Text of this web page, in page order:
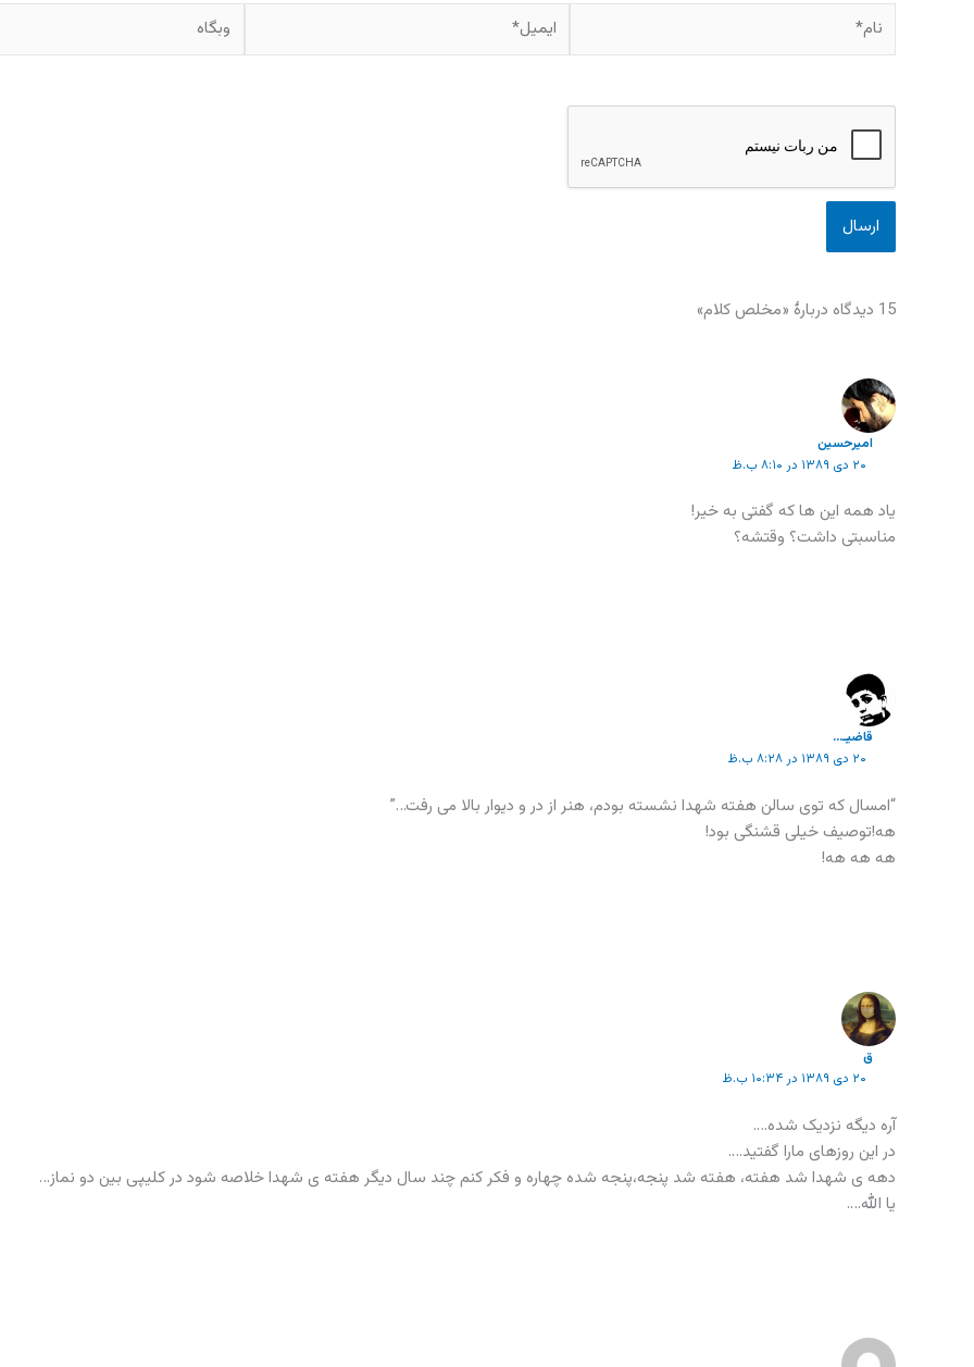
وبگاه
15 دیدگاه دربارهٔ «مخلص کلام»
امیرحسین
۲۰ دی ۱۳۸۹ در ۸:۱۰ ب.ظ
یاد همه این ها که گفتی به خیر!
مناسبتی داشت؟ وقتشه؟
قاضیـ...
۲۰ دی ۱۳۸۹ در ۸:۲۸ ب.ظ
“امسال که توی سالن هفته شهدا نشسته بودم، هنر از در و دیوار بالا می رفت…”
هه!توصیف خیلی قشنگی بود!
هه هه هه!
ق
۲۰ دی ۱۳۸۹ در ۱۰:۳۴ ب.ظ
آره دیگه نزدیک شده….
در این روزهای مارا گفتید….
دهه ی شهدا شد هفته، هفته شد پنجه،پنجه شده چهاره و فکر کنم چند سال دیگر هفته ی شهدا خلاصه شود در کلیپی بین دو نماز…
یا الله….